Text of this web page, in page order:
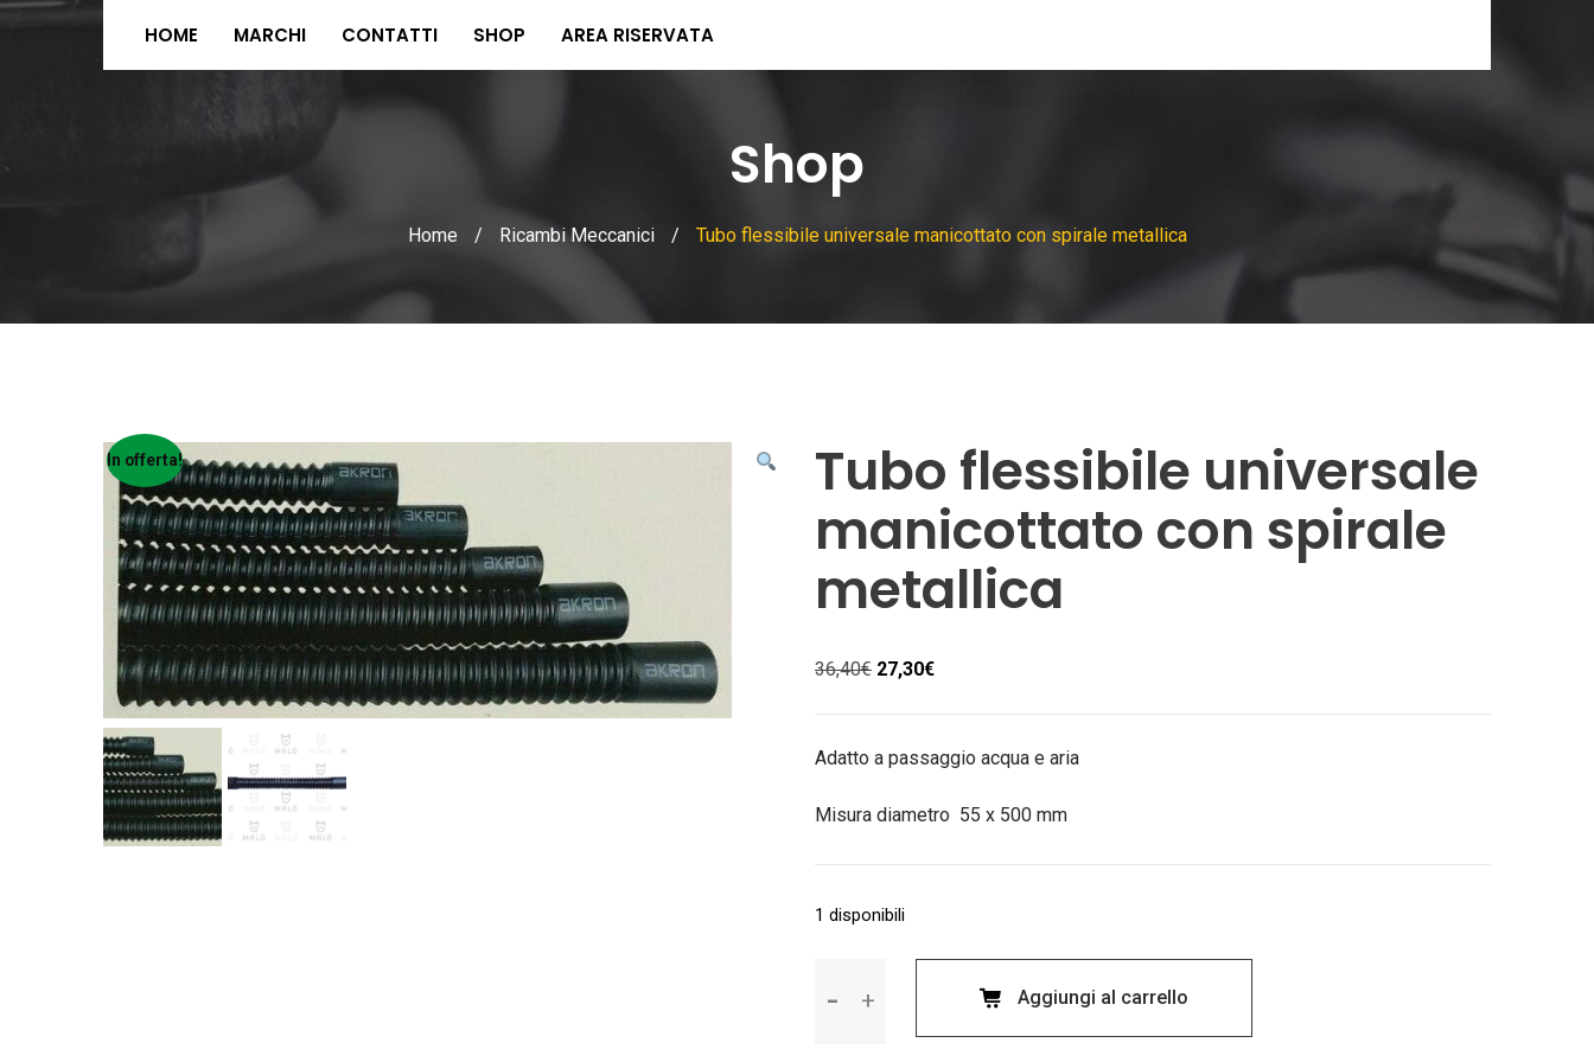
HOME MARCHI CONTATTI SHOP AREA RISERVATA
Shop
Home / Ricambi Meccanici / Tubo flessibile universale manicottato con spirale metallica
In offerta!
Tubo flessibile universale
manicottato con spirale
metallica
36,40€ Il
era:
27,30€Il
è:
Adatto a passaggio acqua e aria
Misura diametro 55 x 500 mm
1 disponibili
flessibile
Aggiungi al carrello